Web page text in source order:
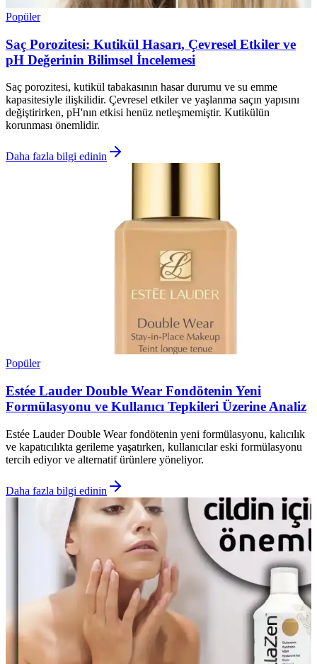
Popüler
Saç Porozitesi: Kutikül Hasarı, Çevresel Etkiler ve
pH Değerinin Bilimsel İncelemesi
Saç porozitesi, kutikül tabakasının hasar durumu ve su emme
kapasitesiyle ilişkilidir. Çevresel etkiler ve yaşlanma saçın yapısını
değiştirirken, pH'nın etkisi henüz netleşmemiştir. Kutikülün
korunması önemlidir.
Daha fazla bilgi edinin
Popüler
Estée Lauder Double Wear Fondötenin Yeni
Formülasyonu ve Kullanıcı Tepkileri Üzerine Analiz
Estée Lauder Double Wear fondötenin yeni formülasyonu, kalıcılık
ve kapatıcılıkta gerileme yaşatırken, kullanıcılar eski formülasyonu
tercih ediyor ve alternatif ürünlere yöneliyor.
Daha fazla bilgi edinin